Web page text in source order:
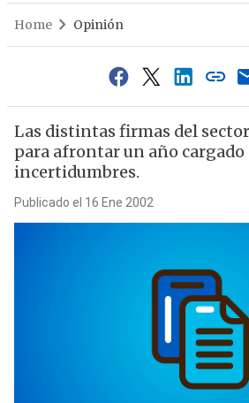
Home Opinión
Las distintas firmas del
para afrontar un año cargado
incertidumbres.
Publicado el 16 Ene 2002